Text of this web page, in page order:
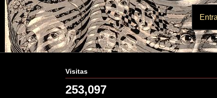
Visitas
253,097